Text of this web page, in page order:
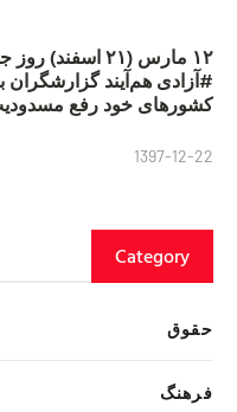
۱۲ مارس (۲۱
کشورهای خود رفع
1397-12-22
Category
حقوق
فرهنگ